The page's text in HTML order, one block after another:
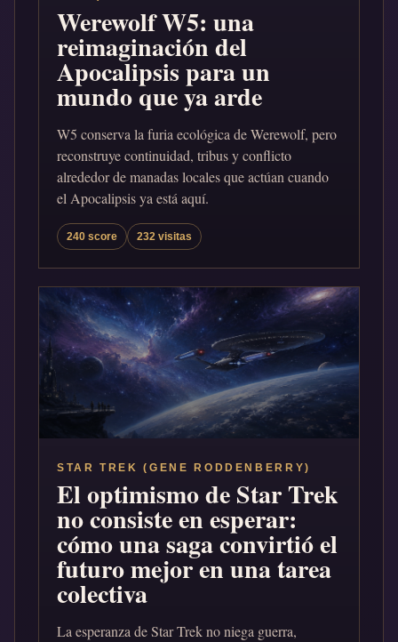
Werewolf W5: una
reimaginación del
Apocalipsis para un
mundo que ya arde
W5 conserva la furia ecológica de Werewolf, pero
reconstruye continuidad, tribus y conflicto
alrededor de manadas locales que actúan cuando
el Apocalipsis ya está aquí.
240 score 232 visitas
STAR TREK (GENE RODDENBERRY)
El optimismo de Star Trek
no consiste en esperar:
cómo una saga convirtió el
futuro mejor en una tarea
colectiva
La esperanza de Star Trek no niega guerra,